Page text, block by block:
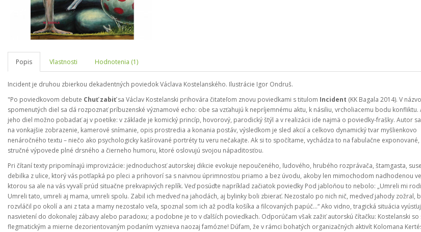
Popis Vlastnosti Hodnotenia (1)
​Incident je druhou zbierkou dekadentných poviedok Václava Kostelanského. Ilustrácie Igor Ondruš.
"Po poviedkovom debute Chuť zabiťsa Václav Kostelanski prihovára čitateľom znovu poviedkami s titulom Incident (KK Bagala 2014). V
spomenutých diel sa dá rozpoznať príbuzenské významové echo: obe sa vzťahujú k nepríjemnému aktu, k násiliu, vrcholiacemu bodu konfliktu.
jeho diel možno pobadať aj v poetike: v základe je komický princíp, hovorový, parodický štýl a v realizácii ide najmä o poviedky-frašky. Autor
na vonkajšie zobrazenie, kamerové snímanie, opis prostredia a konania postáv, výsledkom je sled akcií a celkovo dynamický tvar myšlienkovo
nenáročného textu – niečo ako psychologicky kašírované portréty tu veru nečakajte. Ak si to spočítame, vychádza to na fabulačne exponované,
stručné výpovede plné drsného a čierneho humoru, ktoré oslovujú svojou nápaditosťou.
Pri čítaní texty pripomínajú improvizácie: jednoduchosť autorskej dikcie evokuje nepoučeného, ľudového, hrubého rozprávača, štamgasta,
debilka z ulice, ktorý vás potľapká po pleci a prihovorí sa s naivnou úprimnosťou priamo a bez úvodu, akoby len mimochodom nadhodenou
ktorou sa ale na vás vyvalí prúd situačne prekvapivých replík. Veď posúďte napríklad začiatok poviedky Pod jabloňou to nebolo: „Umreli mi
Umreli tato, umreli aj mama, umreli spolu. Zabil ich medveď na jahodách, aj bylinky boli zbierať. Nezostalo po nich nič, medveď jahody zožral,
rozvláčil po okolí a ani z tata a mamy nezostalo veľa, spoznal som ich až podľa košíka a filcovaných papúč...“ Ako vidno, tragická situácia
nasvietení do dokonalej zábavy alebo paradoxu; a podobne je to v ďalších poviedkach. Odporúčam však zažiť autorskú čítačku: Kostelanski so
flegmatickým a mierne dezorientovaným podaním vyznieva naozaj famózne! Dúfam, že v rámci bohatých organizačných aktivít Kolomana